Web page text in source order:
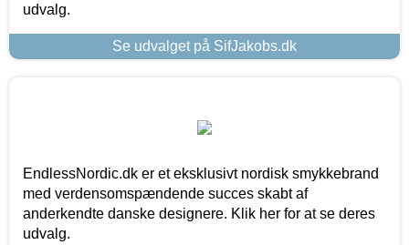
udvalg.
Se udvalget på SifJakobs.dk
EndlessNordic.dk er et eksklusivt nordisk smykkebrand
med verdensomspændende succes skabt af
anderkendte danske designere. Klik her for at se deres
udvalg.